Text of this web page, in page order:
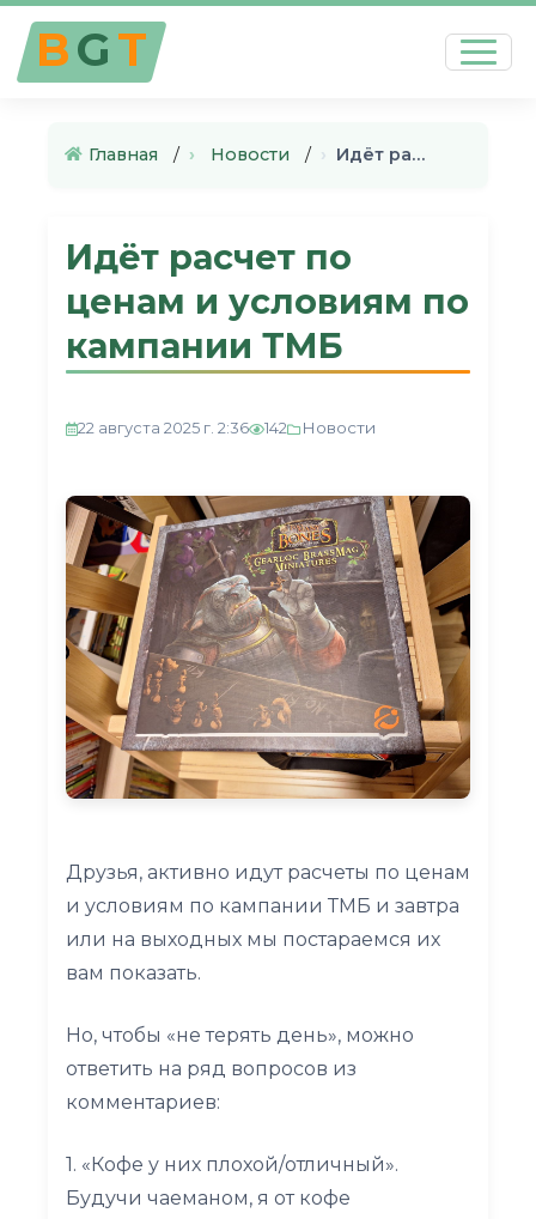
BGT
Главная › Новости › Идёт расчет по ценам и услови…
Идёт расчет по
ценам и условиям по
кампании ТМБ
22 августа 2025 г. 2:36 142 Новости
Друзья, активно идут расчеты по ценам
и условиям по кампании ТМБ и завтра
или на выходных мы постараемся их
вам показать.
Но, чтобы «не терять день», можно
ответить на ряд вопросов из
комментариев:
1. «Кофе у них плохой/отличный».
Будучи чаеманом, я от кофе